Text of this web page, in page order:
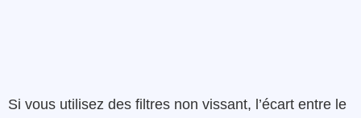
Si vous utilisez des filtres non vissant, l’écart entre le